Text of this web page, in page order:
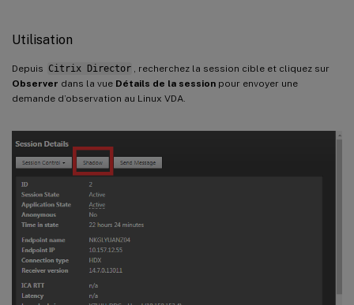
Utilisation
Depuis Citrix Director
, recherchez la session cible et cliquez sur
Observer dans la vue Détails de la session pour envoyer une
demande d’observation au Linux VDA.